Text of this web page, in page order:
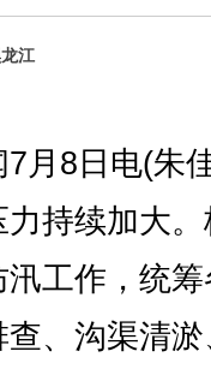
江
8日电(朱
持续加大
工作，统
、沟渠清